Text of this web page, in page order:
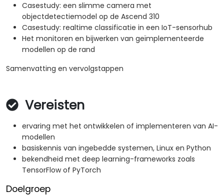
Casestudy: een slimme camera met
objectdetectiemodel op de Ascend 310
Casestudy: realtime classificatie in een IoT-sensorhub
Het monitoren en bijwerken van geïmplementeerde
modellen op de rand
Samenvatting en vervolgstappen
Vereisten
ervaring met het ontwikkelen of implementeren van AI-
modellen
basiskennis van ingebedde systemen, Linux en Python
bekendheid met deep learning-frameworks zoals
TensorFlow of PyTorch
Doelgroep